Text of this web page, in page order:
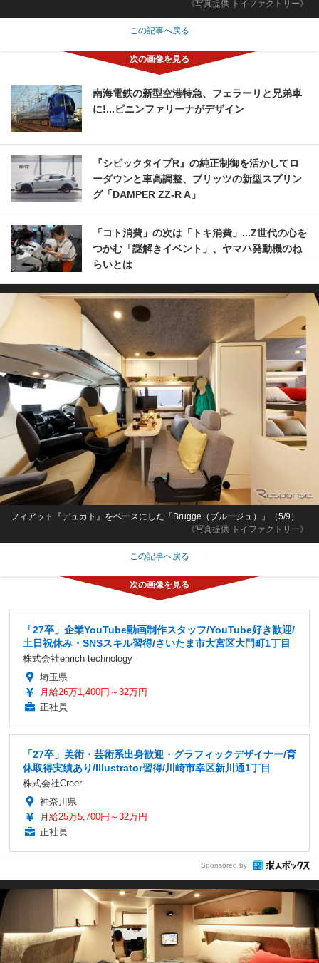
《写真提供 トイファクトリー》
この記事へ戻る
南海電鉄の新型空港特急、フェラーリと兄弟車
に!...ピニンファリーナがデザイン
『シビックタイプR』の純正制御を活かしてロ
ーダウンと車高調整、ブリッツの新型スプリン
グ「DAMPER ZZ-R A」
「コト消費」の次は「トキ消費」...Z世代の心を
つかむ「謎解きイベント」、ヤマハ発動機のね
らいとは
《写真提供 トイファクトリー》
フィアット『デュカト』をベースにした「Brugge（ブルージュ）」（5/9）
この記事へ戻る
「27卒」企業YouTube動画制作スタッフ/YouTube好き歓迎/
土日祝休み・SNSスキル習得/さいたま市大宮区大門町1丁目
株式会社enrich technology
埼玉県
月給26万1,400円～32万円
正社員
「27卒」美術・芸術系出身歓迎・グラフィックデザイナー/育
休取得実績あり/Illustrator習得/川崎市幸区新川通1丁目
株式会社Creer
神奈川県
月給25万5,700円～32万円
正社員
Sponsored by